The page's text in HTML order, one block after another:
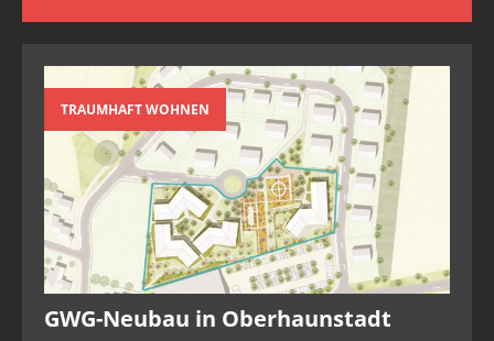
TRAUMHAFT WOHNEN
GWG-Neubau in Oberhaunstadt